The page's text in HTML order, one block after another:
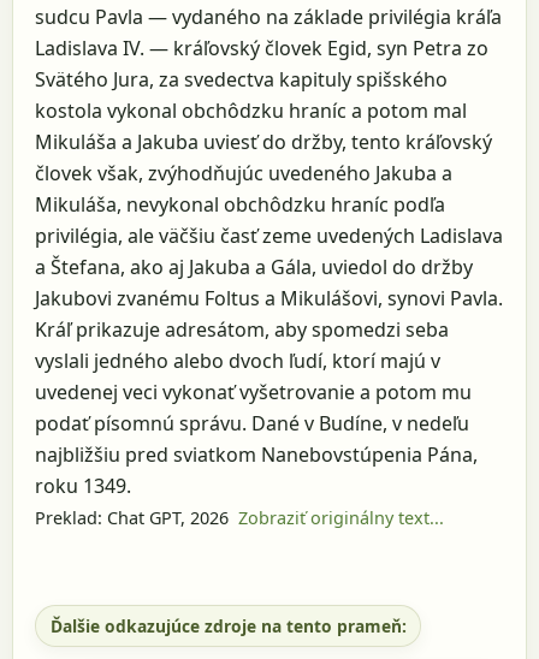
sudcu Pavla — vydaného na základe privilégia kráľa
Ladislava IV. — kráľovský človek Egid, syn Petra zo
Svätého Jura, za svedectva kapituly spišského
kostola vykonal obchôdzku hraníc a potom mal
Mikuláša a Jakuba uviesť do držby, tento kráľovský
človek však, zvýhodňujúc uvedeného Jakuba a
Mikuláša, nevykonal obchôdzku hraníc podľa
privilégia, ale väčšiu časť zeme uvedených Ladislava
a Štefana, ako aj Jakuba a Gála, uviedol do držby
Jakubovi zvanému Foltus a Mikulášovi, synovi Pavla.
Kráľ prikazuje adresátom, aby spomedzi seba
vyslali jedného alebo dvoch ľudí, ktorí majú v
uvedenej veci vykonať vyšetrovanie a potom mu
podať písomnú správu. Dané v Budíne, v nedeľu
najbližšiu pred sviatkom Nanebovstúpenia Pána,
roku 1349.
Preklad: Chat GPT, 2026 Zobraziť originálny text...
Ďalšie odkazujúce zdroje na tento prameň: